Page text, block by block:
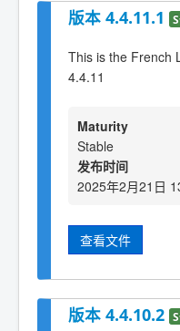
版本 4.4.11.1
This is the French
4.4.11
Maturity
Stable
发布时间
2025年2月21日
查看文件
版本 4.4.10.2